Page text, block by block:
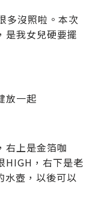
多沒照啦。本次
是我女兒硬要擺
放一起
右上是金箔咖
HIGH，右下是老
壺，以後可以